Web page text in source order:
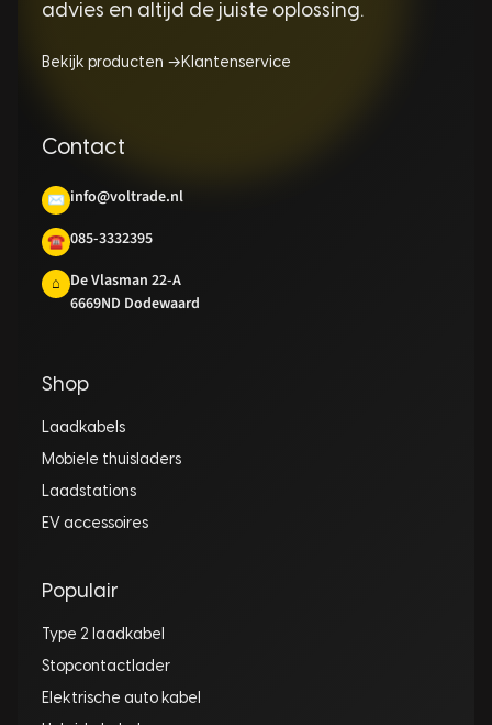
advies en altijd de juiste oplossing.
Bekijk producten →Klantenservice
Contact
✉ info@voltrade.nl
☎ 085-3332395
⌂
De Vlasman 22-A
6669ND Dodewaard
Shop
Laadkabels
Mobiele thuisladers
Laadstations
EV accessoires
Populair
Type 2 laadkabel
Stopcontactlader
Elektrische auto kabel